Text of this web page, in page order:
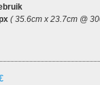
( 35.6cm x 23.7cm @